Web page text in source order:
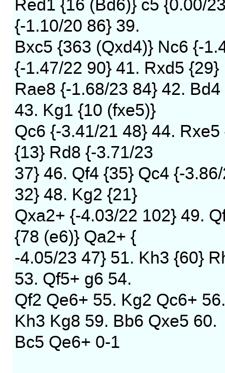
Red1 {16 (Bd6)} c5 {0.00/
{-1.10/20 86} 39.
Bxc5 {363 (Qxd4)} Nc6 {-
{-1.47/22 90} 41. Rxd5 {29}
Rae8 {-1.68/23 84} 42.
43. Kg1 {10 (fxe5)}
Qc6 {-3.41/21 48} 44.
{13} Rd8 {-3.71/23
37} 46. Qf4 {35} Qc4 {-
32} 48. Kg2 {21}
Qxa2+ {-4.03/22 102} 49.
{78 (e6)} Qa2+ {
-4.05/23 47} 51. Kh3 {60}
53. Qf5+ g6 54.
Qf2 Qe6+ 55. Kg2 Qc6+
Kh3 Kg8 59. Bb6 Qxe5 60.
Bc5 Qe6+ 0-1